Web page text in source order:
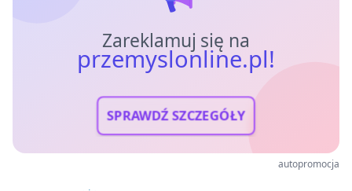
Zareklamuj się na
przemyslonline.pl!
SPRAWDŹ SZCZEGÓŁY
autopromocja